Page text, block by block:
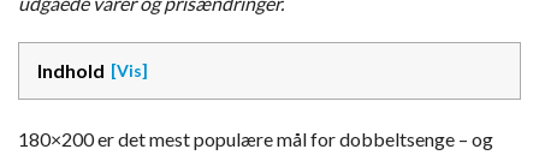
Indhold
180×200 er det mest populære mål for dobbeltsenge – og